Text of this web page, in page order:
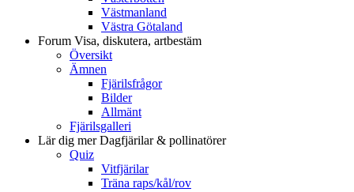
Västmanland
Västra Götaland
Forum Visa, diskutera, artbestäm
Översikt
Ämnen
Fjärilsfrågor
Bilder
Allmänt
Fjärilsgalleri
Lär dig merDagfjärilar & pollinatörer
Quiz
Vitfjärilar
Träna raps/kål/rov